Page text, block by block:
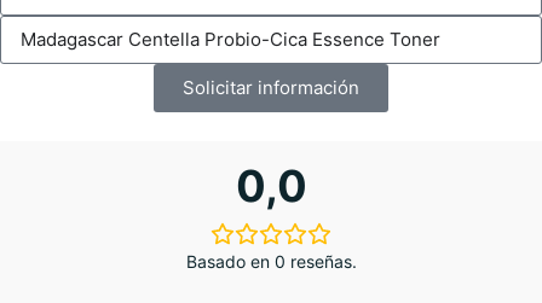
Solicitar información
0,0
Basado en 0 reseñas.